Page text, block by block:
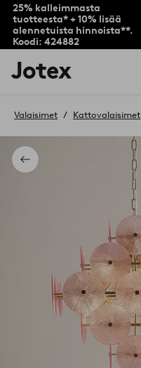
25% kalleimmasta
tuotteesta* + 10% lisää
alennetuista hinnoista**.
Koodi: 424882
Jotex-
logo
aloitussivulle
Takaisin
Valaisimet Kattovalaisimet